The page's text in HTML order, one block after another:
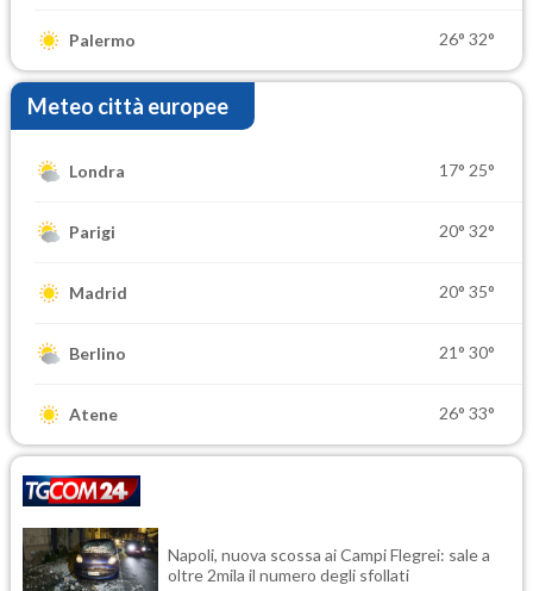
Palermo 26° 32°
Meteo città europee
Londra 17° 25°
Parigi 20° 32°
Madrid 20° 35°
Berlino 21° 30°
Atene 26° 33°
Napoli, nuova scossa ai Campi Flegrei: sale a
oltre 2mila il numero degli sfollati